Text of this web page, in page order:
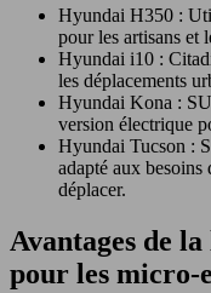
Hyundai H350 :
pour les artisans et
Hyundai i10 :
les déplacements
Hyundai Kona :
version électrique
Hyundai Tucson :
adapté aux besoins
déplacer.
Avantages de
pour les micro-